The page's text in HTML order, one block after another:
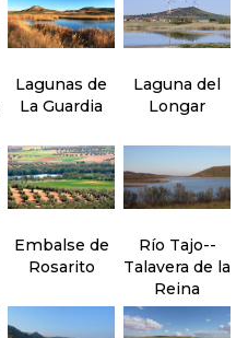
Lagunas de
La Guardia
Laguna del
Longar
Embalse de
Rosarito
Río Tajo--
Talavera de la
Reina